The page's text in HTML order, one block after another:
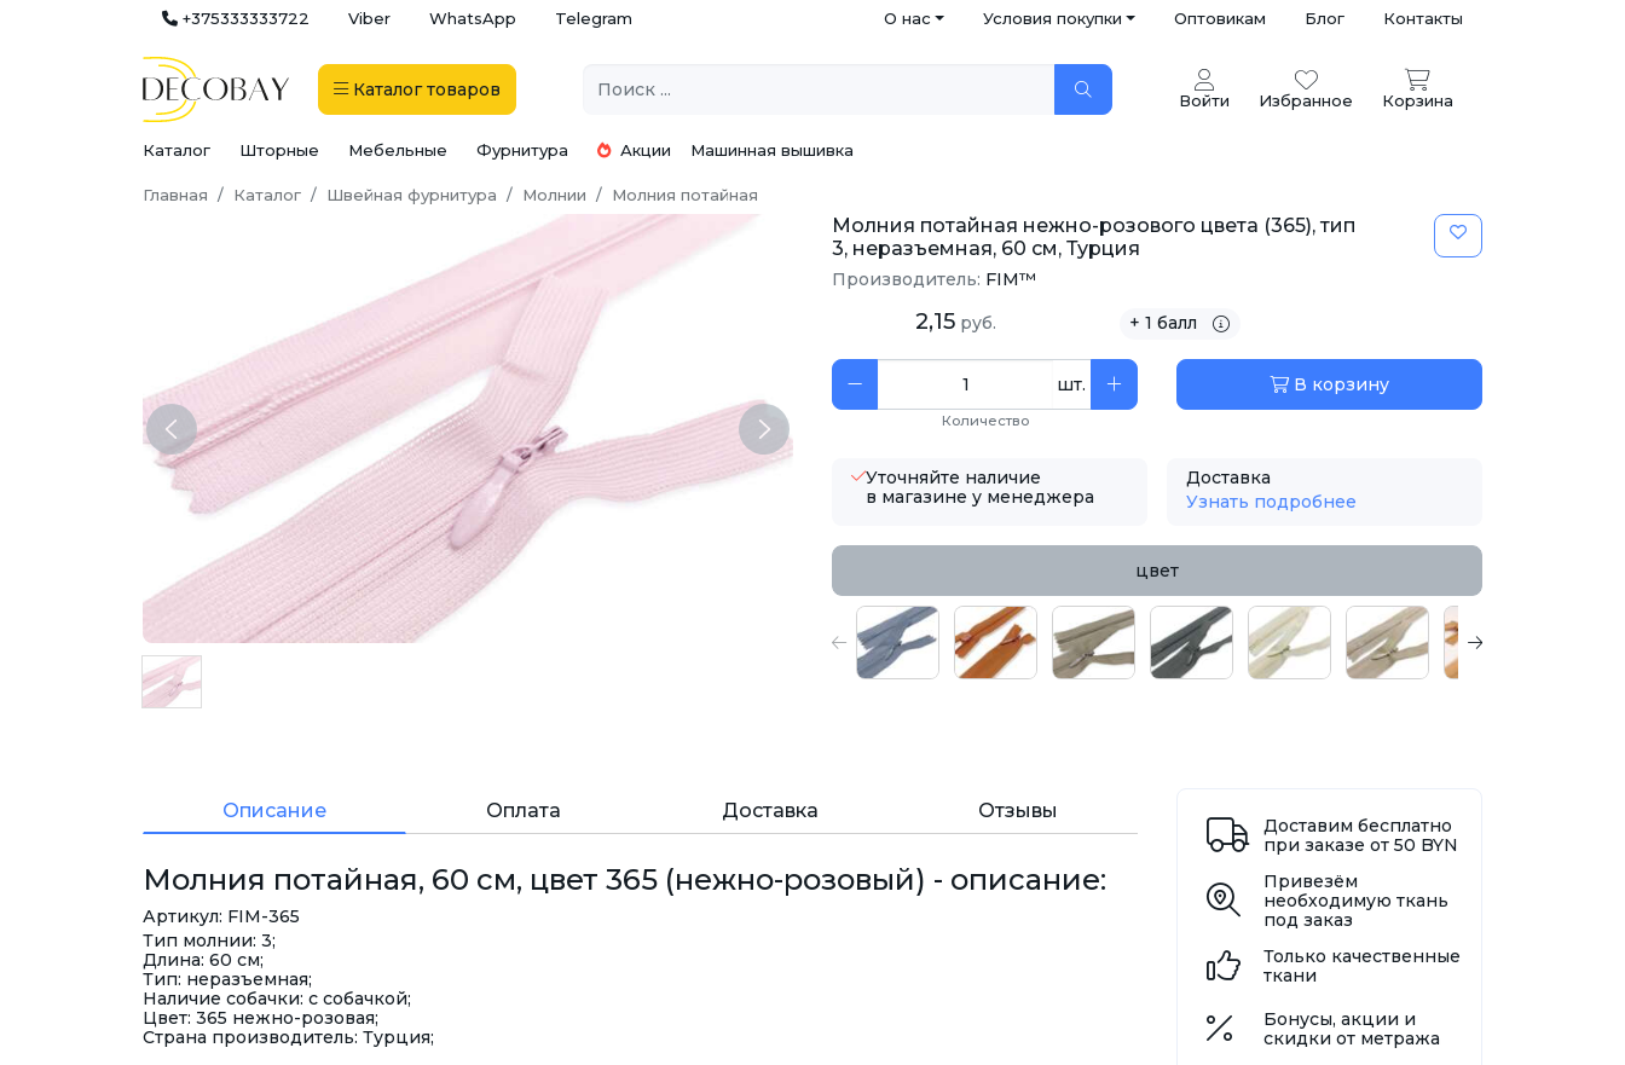
+375333333722 Viber WhatsApp Telegram О нас Условия покупки Оптовикам Блог Контакты
Каталог товаров Войти Избранное Корзина
Каталог Шторные Мебельные Фурнитура Акции Машинная вышивка
Главная Каталог Швейная фурнитура Молнии Молния потайная
Previous Next
Молния потайная нежно-розового цвета (365), тип
3, неразъемная, 60 см, Турция
Производитель: FIM™
2,15 руб. + 1 балл
шт.
Количество
В корзину
Уточняйте наличие
в магазине у менеджера
Доставка
Узнать подробнее
цвет
Описание Оплата Доставка Отзывы
Молния потайная, 60 см, цвет 365 (нежно-розовый) - описание:
Артикул: FIM-365
Тип молнии: 3;
Длина: 60 см;
Тип: неразъемная;
Наличие собачки: с собачкой;
Цвет: 365 нежно-розовая;
Страна производитель: Турция;
Доставим бесплатно
при заказе от 50 BYN
Привезём
необходимую ткань
под заказ
Только качественные
ткани
Бонусы, акции и
скидки от метража